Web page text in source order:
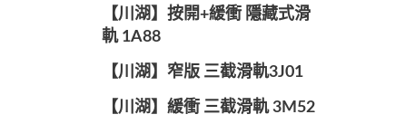
【川湖】按開+緩衝 隱藏式滑
軌 1A88
【川湖】窄版 三截滑軌3J01
【川湖】緩衝 三截滑軌 3M52